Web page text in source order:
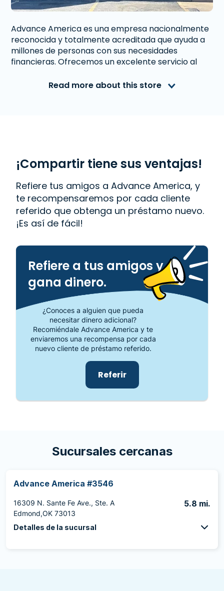
Advance America es una empresa nacionalmente
reconocida y totalmente acreditada que ayuda a
millones de personas con sus necesidades
financieras. Ofrecemos un excelente servicio al
necesitan dinero inmediato. Con nosotros obtener
Oklahoma City, OK 73120.
Read more about this store
¡Compartir tiene sus ventajas!
Refiere tus amigos a Advance America, y
te recompensaremos por cada cliente
referido que obtenga un préstamo nuevo.
¡Es así de fácil!
Refiere a tus amigos y
gana dinero.
¿Conoces a alguien que pueda
necesitar dinero adicional?
Recomiéndale Advance America y te
enviaremos una recompensa por cada
nuevo cliente de préstamo referido.
Referir
Sucursales cercanas
Advance America #3546
16309 N. Sante Fe Ave., Ste. A
Edmond,OK 73013
5.8 mi.
Detalles de la sucursal